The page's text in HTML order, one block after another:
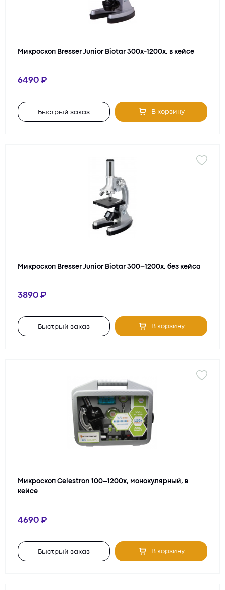
Микроскоп Bresser Junior Biotar 300x-1200x, в кейсе
6490
Быстрый заказ В корзину
Микроскоп Bresser Junior Biotar 300–1200x, без кейса
3890
Быстрый заказ В корзину
Микроскоп Celestron 100–1200x, монокулярный, в
кейсе
4690
Быстрый заказ В корзину